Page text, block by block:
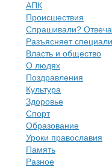
АПК
Происшествия
Спрашивали?
Разъясняет
Власть и общество
О людях
Поздравления
Культура
Здоровье
Спорт
Образование
Уроки православия
Память
Разное